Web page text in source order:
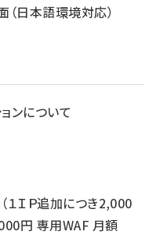
日本語環境対応）
ンについて
（１ＩＰ追加につき2,000
円 専用WAF 月額